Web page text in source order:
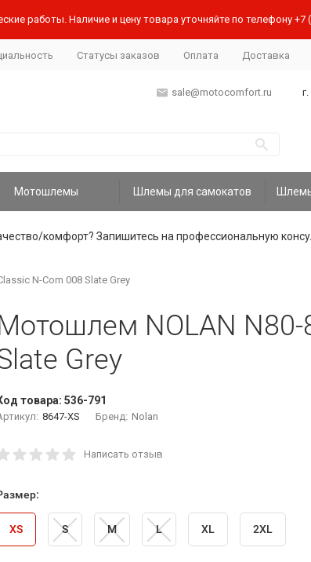
работы. Наличие и цену товара уточняйте по телефону +7
Статусы заказов Оплата Доставка
sale@motocomfort.ru
Мотошлемы Шлемы для самокатов
комфорт? Запишитесь на профессиональную
N-Com 008 Slate Grey
NOLAN N80-
Grey
товара: 536-791
8647-XS Бренд: Nolan
Написать отзыв
XS S M L XL 2XL